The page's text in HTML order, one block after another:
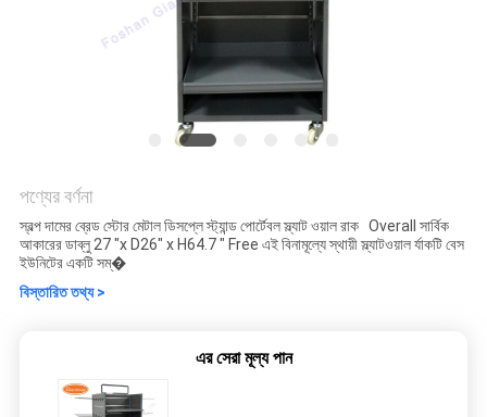
পণ্যের বর্ণনা
স্বল্প দামের ব্রেড স্টোর মেটাল ডিসপ্লে স্ট্যান্ড পোর্টেবল স্ল্যাট ওয়াল রাক Overall সার্বিক
আকারের ডাব্লু 27 "x D26" x H64.7 " Free এই বিনামূল্যে স্থায়ী স্ল্যাটওয়াল র্যাকটি বেস
ইউনিটের একটি সম্�
বিস্তারিত তথ্য >
এর সেরা মূল্য পান